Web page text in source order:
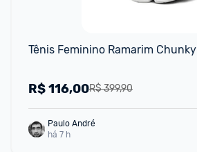
Tênis Feminino Ramarim Chunky
R$ 399,90
R$116,00
Paulo André
há 7 h